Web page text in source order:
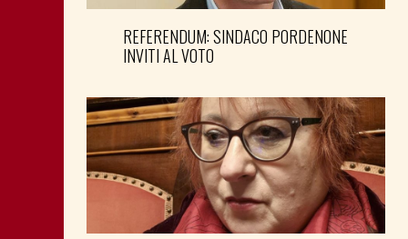
REFERENDUM: SINDACO PORDENONE
INVITI AL VOTO